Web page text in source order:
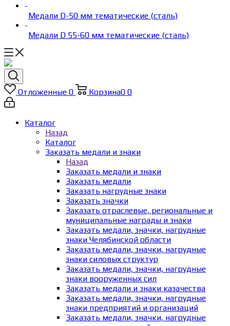
-
Медали D-50 мм тематические (сталь)
-
Медали D 55-60 мм тематические (сталь)
Отложенные 0 Корзина0 0
Каталог
Назад
Каталог
Заказать медали и знаки
Назад
Заказать медали и знаки
Заказать медали
Заказать нагрудные знаки
Заказать значки
Заказать отраслевые, региональные и
муниципальные награды и знаки
Заказать медали, значки, нагрудные
знаки Челябинской области
Заказать медали, значки, нагрудные
знаки силовых структур
Заказать медали, значки, нагрудные
знаки вооруженных сил
Заказать медали и знаки казачества
Заказать медали, значки, нагрудные
знаки предприятий и организаций
Заказать медали, значки, нагрудные